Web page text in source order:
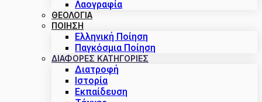
Λαογραφία
ΘΕΟΛΟΓΙΑ
ΠΟΙΗΣΗ
Ελληνική Ποίηση
Παγκόσμια Ποίηση
ΔΙΑΦΟΡΕΣ ΚΑΤΗΓΟΡΙΕΣ
Διατροφή
Ιστορία
Εκπαίδευση